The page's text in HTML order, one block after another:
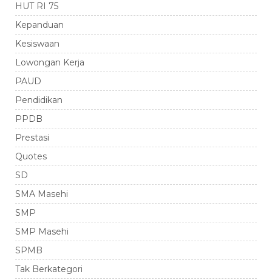
HUT RI 75
Kepanduan
Kesiswaan
Lowongan Kerja
PAUD
Pendidikan
PPDB
Prestasi
Quotes
SD
SMA Masehi
SMP
SMP Masehi
SPMB
Tak Berkategori